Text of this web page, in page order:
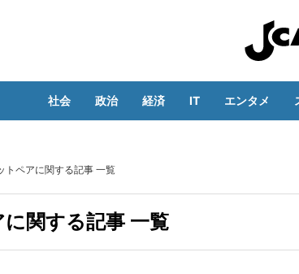
社会 政治 経済 IT エンタメ
トペアに関する記事 一覧
関する記事 一覧